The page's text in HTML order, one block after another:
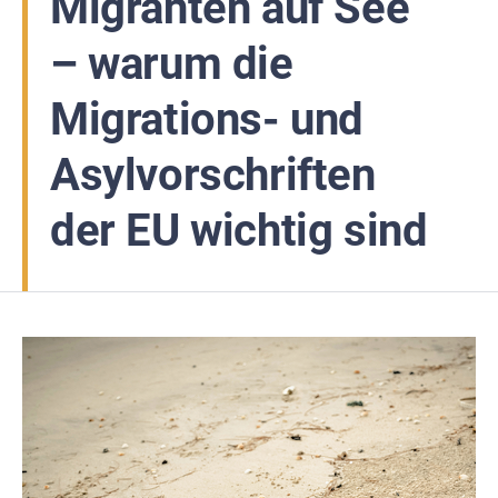
– warum die
Migrations- und
Asylvorschriften
der EU wichtig sind